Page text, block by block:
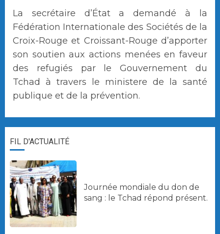
La secrétaire d’État a demandé à la
Fédération Internationale des Sociétés de la
Croix-Rouge et Croissant-Rouge d’apporter
son soutien aux actions menées en faveur
des refugiés par le Gouvernement du
Tchad à travers le ministere de la santé
publique et de la prévention.
FIL D'ACTUALITÉ
Journée mondiale du don de
sang : le Tchad répond présent.